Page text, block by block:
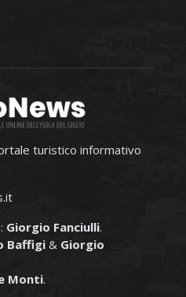
turistico informativo
Giorgio Fanciulli.
Baffigi& Giorgio
Monti.